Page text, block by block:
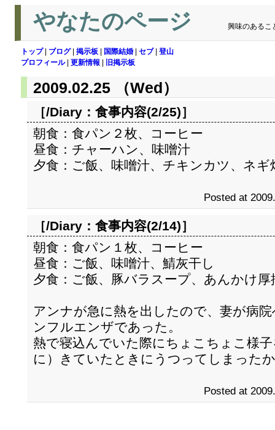
やなたのページ 興味のあるこ
トップ| ブログ| 掲示板 国際結婚 セブ| 登山
プロフィール| 更新情報 旧掲示板
2009.02.25 （Wed）
［/Diary： 食事内容(2/25)］
朝食：食パン２枚、コーヒー
昼食：チャーハン、味噌汁
夕食：ご飯、味噌汁、チキンカツ、ネギ
Posted at
［/Diary： 食事内容(2/14)］
朝食：食パン１枚、コーヒー
昼食：ご飯、味噌汁、鯖灰干し
夕食：ご飯、豚バラスープ、あんかけ厚
アンナが急に熱を出したので、妻が病
ンフルエンザであった。
熱で寝込んでいた際にちょこちょこ様
に）きていたときにうつってしまった
Posted at